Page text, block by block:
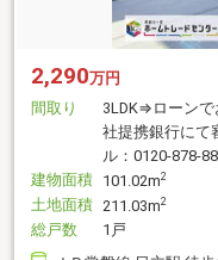
2,290万円
間取り
3LDK⇒ローン
社提携銀行にて
ル：0120-878-
建物面積 101.02m2
土地面積 211.03m2
総戸数
1戸